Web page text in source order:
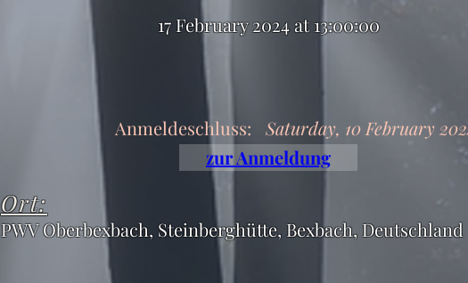
17 February 2024 at 13:00:00
Anmeldeschluss:
Saturday, 10 February
zur Anmeldung
Ort:
PWV Oberbexbach, Steinberghütte, Bexbach, Deutschland